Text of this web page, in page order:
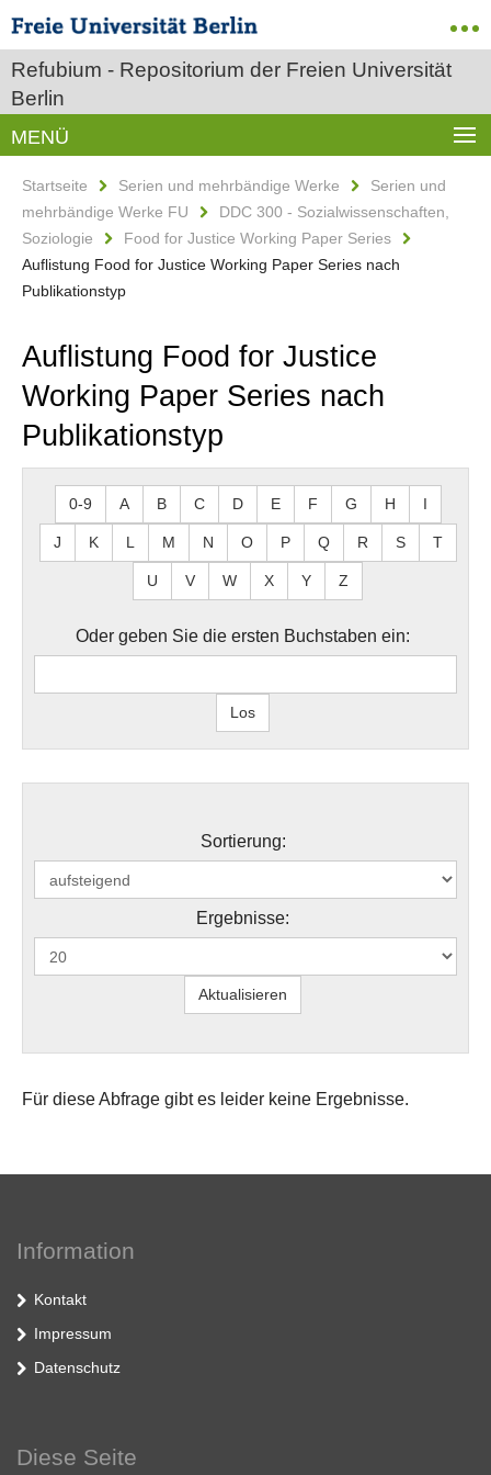
Refubium - Repositorium der Freien Universität
Berlin
MENÜ
Startseite Serien und mehrbändige Werke
Serien und
mehrbändige Werke FU
DDC 300 - Sozialwissenschaften,
Soziologie
Food for Justice Working Paper Series
Auflistung Food for Justice Working Paper Series nach
Publikationstyp
Auflistung Food for Justice
Working Paper Series nach
Publikationstyp
0-9 A B C D E F G H I
J K L M N O P Q R S T
U V W X Y Z
Oder geben Sie die ersten Buchstaben ein:
Sortierung:
Ergebnisse:
Für diese Abfrage gibt es leider keine Ergebnisse.
Information
Kontakt
Impressum
Datenschutz
Diese Seite